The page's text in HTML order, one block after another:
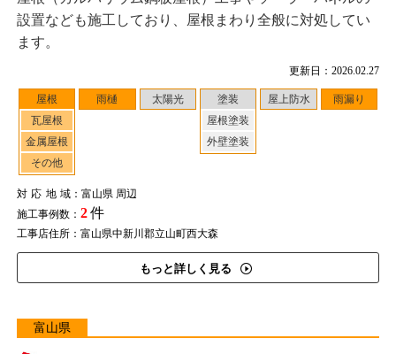
更新日：2026.02.27
屋根
瓦屋根
金属屋根
その他
雨樋 太陽光
塗装
屋根塗装
外壁塗装
屋上防水 雨漏り
対応地域：富山県 周辺
施工事例数： 2件
工事店住所：富山県中新川郡立山町西大森
もっと詳しく見る
設置なども施工しており、屋根まわり全般に対処してい
ます。
富山県